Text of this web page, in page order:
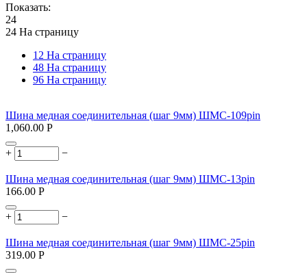
Показать:
24
24 На страницу
12 На страницу
48 На страницу
96 На страницу
Шина медная соединительная (шаг 9мм) ШМС-109pin
1,060.00 Р
+ −
Шина медная соединительная (шаг 9мм) ШМС-13pin
166.00 Р
+ −
Шина медная соединительная (шаг 9мм) ШМС-25pin
319.00 Р